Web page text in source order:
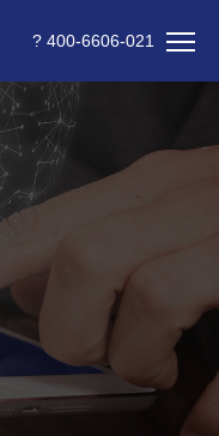
? 400-6606-021